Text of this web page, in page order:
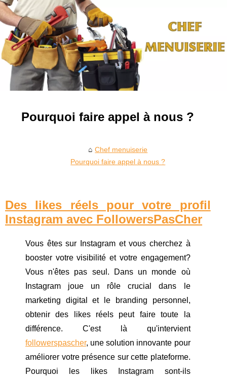
Pourquoi faire appel à nous ?
Chef menuiserie
Pourquoi faire appel à nous ?
Des likes réels pour votre profil
Instagram avec FollowersPasCher
Vous êtes sur Instagram et vous cherchez à
booster votre visibilité et votre engagement?
Vous n'êtes pas seul. Dans un monde où
Instagram joue un rôle crucial dans le
marketing digital et le branding personnel,
obtenir des likes réels peut faire toute la
différence. C'est là qu'intervient
followerspascher, une solution innovante pour
améliorer votre présence sur cette plateforme.
Pourquoi les likes Instagram sont-ils